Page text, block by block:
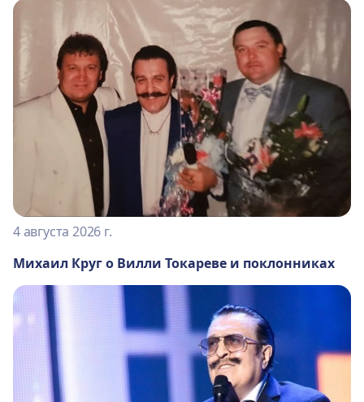
4 августа 2026 г.
Михаил Круг о Вилли Токареве и поклонниках